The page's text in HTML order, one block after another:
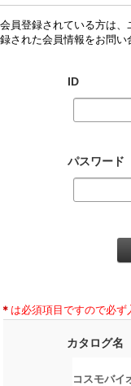
会員登録されている方は
録された会員情報をお問い
ID
パスワード
＊ は必須項目ですので必ず
カタログ名
コスモバ